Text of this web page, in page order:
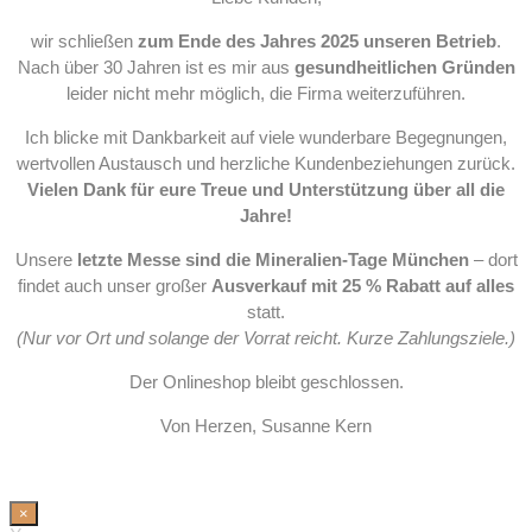
wir schließen zum Ende des Jahres 2025 unseren Betrieb.
Nach über 30 Jahren ist es mir aus gesundheitlichen Gründen
leider nicht mehr möglich, die Firma weiterzuführen.
Ich blicke mit Dankbarkeit auf viele wunderbare Begegnungen,
wertvollen Austausch und herzliche Kundenbeziehungen zurück.
Vielen Dank für eure Treue und Unterstützung über all die
Jahre!
Unsere letzte Messe sind die Mineralien-Tage München– dort
findet auch unser großer Ausverkauf mit 25 % Rabatt auf alles
statt.
(Nur vor Ort und solange der Vorrat reicht. Kurze Zahlungsziele.)
Der Onlineshop bleibt geschlossen.
Von Herzen, Susanne Kern
×